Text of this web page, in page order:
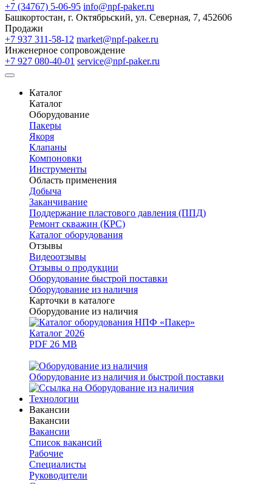
+7 (34767) 5-06-95 info@npf-paker.ru
Башкортостан, г. Октябрьский, ул. Северная, 7, 452606
Продажи
+7 937 311-58-12 market@npf-paker.ru
Инженерное сопровождение
+7 927 080-40-01 service@npf-paker.ru
Каталог
Каталог
Оборудование
Пакеры
Якоря
Клапаны
Компоновки
Инструменты
Область применения
Добыча
Заканчивание
Поддержание пластового давления (ППД)
Ремонт скважин (КРС)
Каталог оборудования
Отзывы
Видеоотзывы
Отзывы о продукции
Оборудование быстрой поставки
Оборудование из наличия
Карточки в каталоге
Оборудование из наличия
Каталог 2026
PDF 26 MB
Оборудование из наличия и быстрой поставки
Технологии
Вакансии
Вакансии
Вакансии
Список вакансий
Рабочие
Специалисты
Руководители